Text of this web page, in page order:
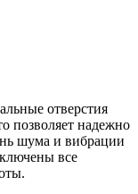
отверстия
позволяет надежно
шума и вибрации
все